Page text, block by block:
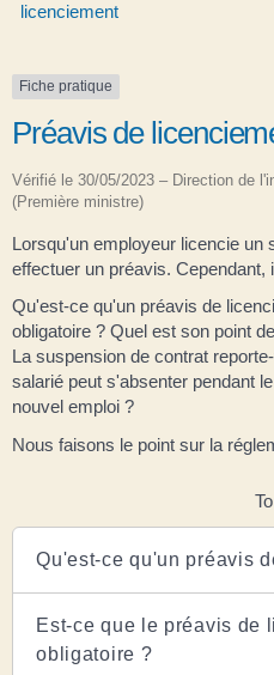
licenciement
Fiche pratique
Préavis de
Vérifié le 30/05/2023 – Direction de
(Première ministre)
Lorsqu'un employeur licencie un
effectuer un préavis. Cependant,
Qu'est-ce qu'un préavis de
obligatoire ? Quel est son point
La suspension de contrat
salarié peut s'absenter pendant
nouvel emploi ?
Nous faisons le point sur la
Qu'est-ce qu'un préavis
Est-ce que le préavis de
obligatoire ?